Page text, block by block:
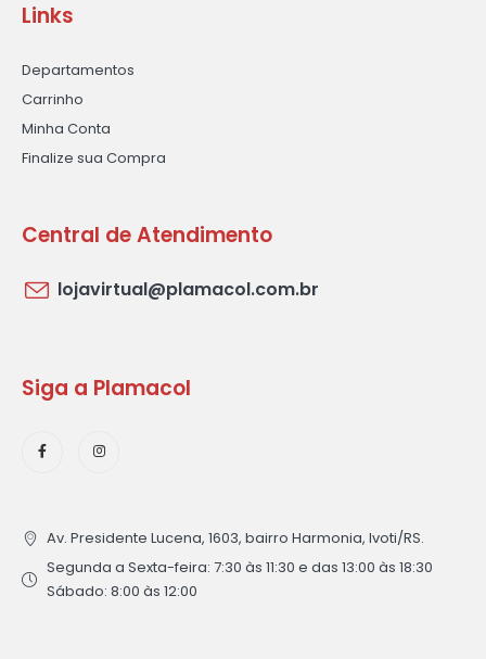
Links
Departamentos
Carrinho
Minha Conta
Finalize sua Compra
Central de Atendimento
lojavirtual@plamacol.com.br
Siga a Plamacol
Av. Presidente Lucena, 1603, bairro Harmonia, Ivoti/RS.
Segunda a Sexta-feira: 7:30 às 11:30 e das 13:00 às 18:30
Sábado: 8:00 às 12:00